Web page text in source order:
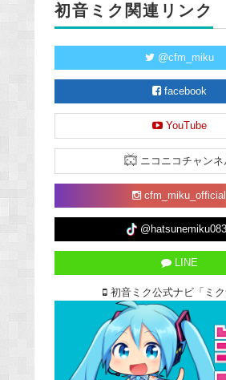
初音ミク関連リンク
@cfm_miku
facebook
YouTube
ニコニコチャンネ
cfm_miku_official
LINE
初音ミク公式ナビ「ミク